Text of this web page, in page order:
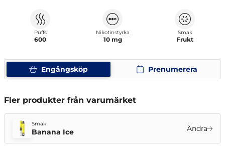
Engångsköp Prenumerera
Puffs
600
Nikotinstyrka
10 mg
Smak
Frukt
Fler produkter från varumärket
Smak
Banana Ice Ändra